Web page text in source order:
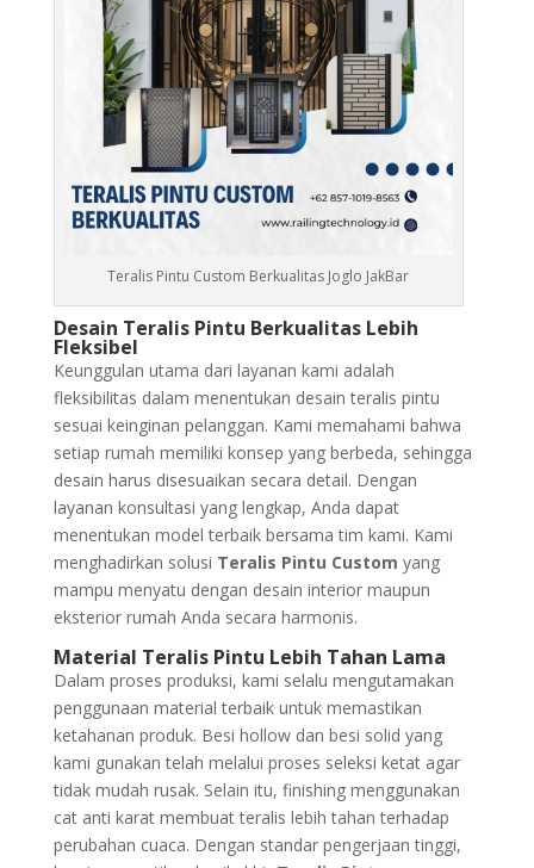
Teralis Pintu Custom Berkualitas Joglo JakBar
Desain Teralis Pintu Berkualitas Lebih
Fleksibel
Keunggulan utama dari layanan kami adalah
fleksibilitas dalam menentukan desain teralis pintu
sesuai keinginan pelanggan. Kami memahami bahwa
setiap rumah memiliki konsep yang berbeda, sehingga
desain harus disesuaikan secara detail. Dengan
layanan konsultasi yang lengkap, Anda dapat
menentukan model terbaik bersama tim kami. Kami
menghadirkan solusi Teralis Pintu Custom yang
mampu menyatu dengan desain interior maupun
eksterior rumah Anda secara harmonis.
Material Teralis Pintu Lebih Tahan Lama
Dalam proses produksi, kami selalu mengutamakan
penggunaan material terbaik untuk memastikan
ketahanan produk. Besi hollow dan besi solid yang
kami gunakan telah melalui proses seleksi ketat agar
tidak mudah rusak. Selain itu, finishing menggunakan
cat anti karat membuat teralis lebih tahan terhadap
perubahan cuaca. Dengan standar pengerjaan tinggi,